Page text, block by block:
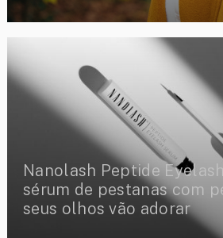
Nanolash Peptide
sérum de pestanas com
seus olhos vão adorar